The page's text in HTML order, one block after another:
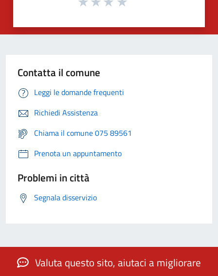
Contatta il comune
Leggi le domande frequenti
Richiedi Assistenza
Chiama il comune 075 89561
Prenota un appuntamento
Problemi in città
Segnala disservizio
Valuta questo sito, aiutaci a migliorare